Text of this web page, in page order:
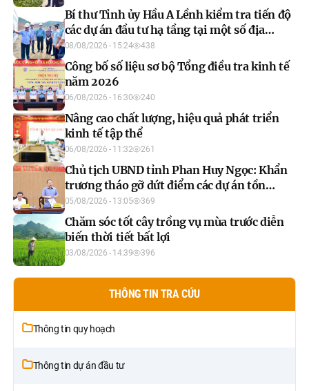
Bí thư Tỉnh ủy Hầu A Lềnh kiểm tra tiến độ
các dự án đầu tư hạ tầng tại một số địa
phương
08/08/2026 - 15:24 438
Công bố số liệu sơ bộ Tổng điều tra kinh tế
năm 2026
06/08/2026 - 16:30 240
Nâng cao chất lượng, hiệu quả phát triển
kinh tế tập thể
06/08/2026 - 11:32 261
Chủ tịch UBND tỉnh Phan Huy Ngọc: Khẩn
trương tháo gỡ dứt điểm các dự án tồn
đọng, đẩy nhanh xây dựng cơ sở dữ liệu đất
đai
05/08/2026 - 13:05 369
Chăm sóc tốt cây trồng vụ mùa trước diễn
biến thời tiết bất lợi
03/08/2026 - 14:39 396
THÔNG TIN TRA CỨU
Thông tin quy hoạch
Thông tin dự án đầu tư